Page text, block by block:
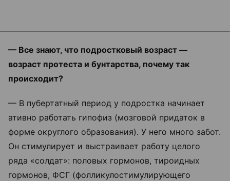
— Все знают, что подростковый возраст —
возраст протеста и бунтарства, почему так
происходит?
— В пубертатный период у подростка начинает
ативно работать гипофиз (мозговой придаток в
форме округлого образования). У него много забот.
Он стимулирует и выстраивает работу целого
ряда «солдат»: половых гормонов, тироидных
гормонов, ФСГ (фолликулостимулирующего